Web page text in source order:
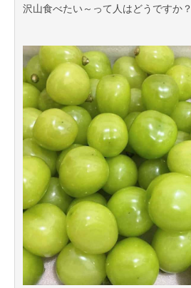
沢山食べたい～って人はどうですか？